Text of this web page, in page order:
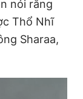
nói rằng
Thổ Nhĩ
Sharaa,